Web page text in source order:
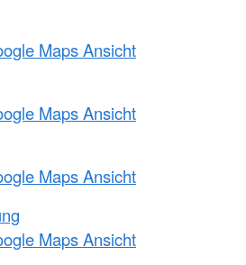
Maps Ansicht
Maps Ansicht
Maps Ansicht
Maps Ansicht